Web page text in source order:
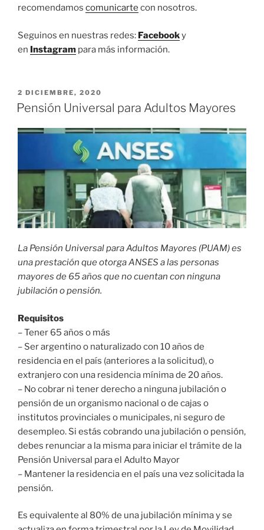
recomendamos comunicarte con nosotros.
Seguinos en nuestras redes: Facebooky
en Instagram para más información.
PUBLICADO
EL
2 DICIEMBRE, 2020
Pensión Universal para Adultos Mayores
La Pensión Universal para Adultos Mayores (PUAM) es
una prestación que otorga ANSES a las personas
mayores de 65 años que no cuentan con ninguna
jubilación o pensión.
Requisitos
– Tener 65 años o más
– Ser argentino o naturalizado con 10 años de
residencia en el país (anteriores a la solicitud), o
extranjero con una residencia mínima de 20 años.
– No cobrar ni tener derecho a ninguna jubilación o
pensión de un organismo nacional o de cajas o
institutos provinciales o municipales, ni seguro de
desempleo. Si estás cobrando una jubilación o pensión,
debes renunciar a la misma para iniciar el trámite de la
Pensión Universal para el Adulto Mayor
– Mantener la residencia en el país una vez solicitada la
pensión.
Es equivalente al 80% de una jubilación mínima y se